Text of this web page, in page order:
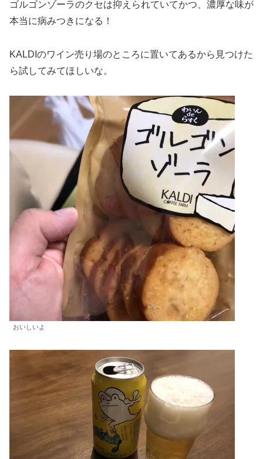
ゴルゴンゾーラのクセは抑えられていてかつ、濃厚な味が
本当に病みつきになる！
KALDIのワイン売り場のところに置いてあるから見つけた
ら試してみてほしいな。
おいしいよ